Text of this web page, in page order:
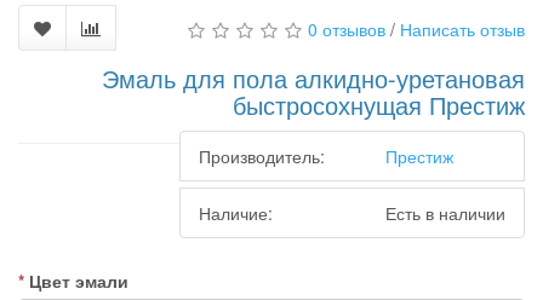
0 отзывов / Написать отзыв
Эмаль для пола алкидно-уретановая
быстросохнущая Престиж
Производитель: Престиж
Наличие: Есть в наличии
Цвет эмали